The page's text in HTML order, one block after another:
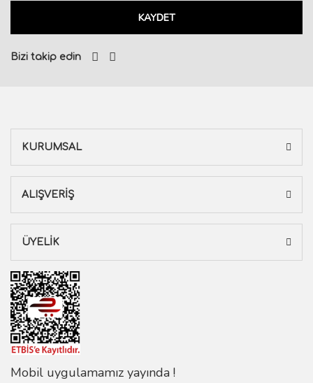
KAYDET
Bizi takip edin
KURUMSAL
ALIŞVERİŞ
ÜYELİK
Mobil uygulamamız yayında !